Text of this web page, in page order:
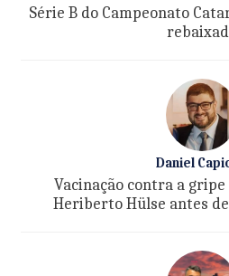
Série B do Campeonato
Daniel
Vacinação contra a
Heriberto Hülse antes